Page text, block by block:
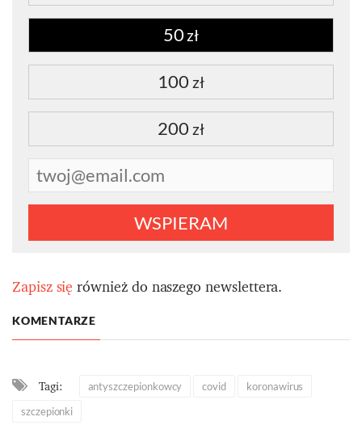
50 zł
100 zł
200 zł
WSPIERAM
Zapisz sięrównież do naszego newslettera.
KOMENTARZE
Tagi: antyszczepionkowcy covid
koronawirus
szczepionki